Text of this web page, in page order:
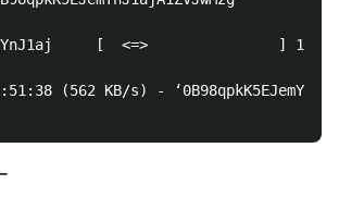
[  <=>               ]
(562 KB/s) -